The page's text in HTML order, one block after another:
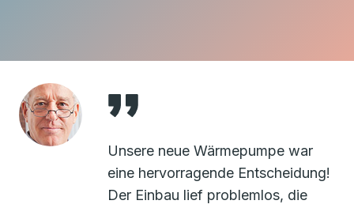
Unsere neue Wärmepumpe war
eine hervorragende Entscheidung!
Der Einbau lief problemlos, die